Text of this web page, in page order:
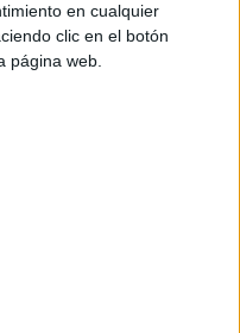
en cualquier
clic en el botón
página web.